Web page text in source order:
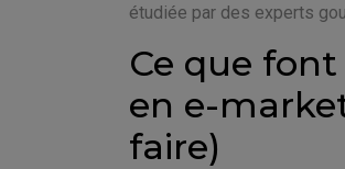
étudiée par des experts
Ce que
en e-
faire)